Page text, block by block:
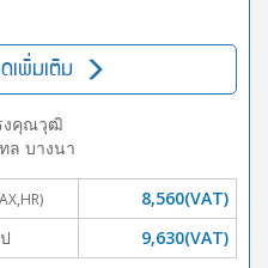
เพิ่มเติม
งคุณวุฒิ
ล บางนา
8,560(VAT)
9,630(VAT)